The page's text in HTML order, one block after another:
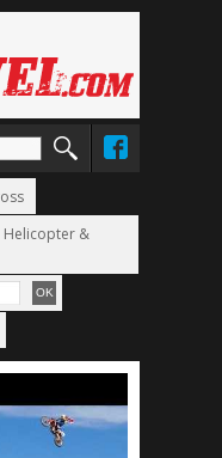
Helicopter &